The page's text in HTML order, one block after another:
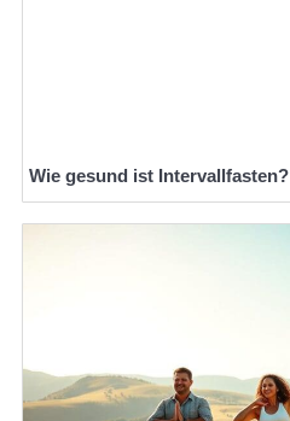
Wie gesund ist Intervallfasten?